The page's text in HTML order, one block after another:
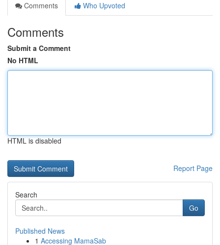
Comments
Who Upvoted
Comments
Submit a Comment
No HTML
HTML is disabled
Report Page
Search
Go
Published News
1 Accessing MamaSab